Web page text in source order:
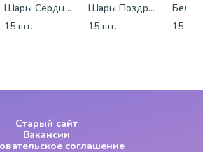
Шары Сердца красные
15 шт.
Шары Поздравления
15 шт.
15 шт.
Старый сайт
Вакансии
соглашение